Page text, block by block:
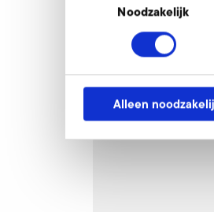
Noodzakelijk
Alleen
Kostal